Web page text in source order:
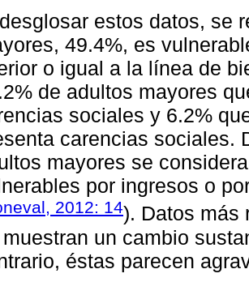
estos datos, se
49.4%, es
o igual a la línea de
de adultos mayores
sociales y 6.2%
carencias sociales.
mayores se
por ingresos o
2012: 14). Datos más
un cambio
éstas parecen